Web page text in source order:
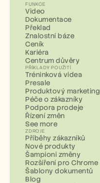
FUNKCE
Video
Dokumentace
Překlad
Znalostní báze
Ceník
Kariéra
Centrum důvěry
PŘÍKLADY POUŽITÍ
Tréninková videa
Presale
Produktový marketing
Péče o zákazníky
Podpora prodeje
Řízení změn
See more
ZDROJE
Příběhy zákazníků
Nové produkty
Šampioni změny
Rozšíření pro Chrome
Šablony dokumentů
Blog